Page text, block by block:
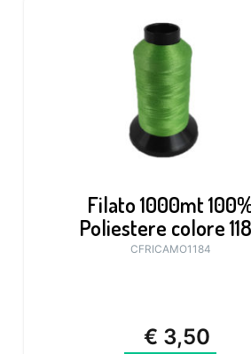
Filato 1000mt
Poliestere colore
CFRICAMO1184
€ 3,50